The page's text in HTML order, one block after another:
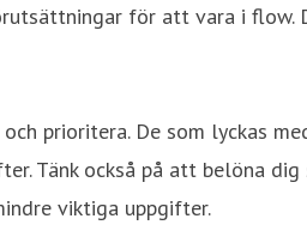
för att vara i flow.
prioritera. De som lyckas
Tänk också på att belöna
viktiga uppgifter.